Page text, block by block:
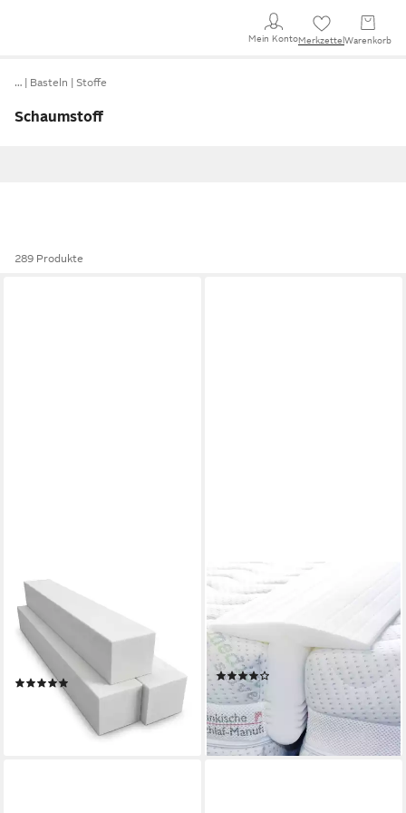
Mein KontoMerkzettel Warenkorb
… Basteln Stoffe
Schaumstoff
289 Produkte
TULENA
Schaumstoffeinlage
Matratzenverlängerung aus
Schaumstoff Zuschnitt,
10x10x50cm
(4)
ab 4,40 €
(0,02 €/ 1 Stk)
lieferbar - in 3-4 Werktagen bei dir
FRÄNKISCHE SCHLAF-
MANUFAKTUR
Schaumstoffeinlage
Matratzen Ritzenfüller,
Liebesbrücke, Bettbrücke
21,95 € 28,95 €
-24%
lieferbar - in 4-5 Werktagen bei dir